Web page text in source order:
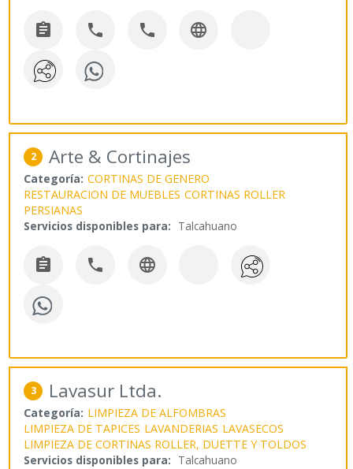
   
2 Arte & Cortinajes
Categoría: CORTINAS DE GENERO
RESTAURACION DE MUEBLES CORTINAS ROLLER
PERSIANAS
Servicios disponibles para: Talcahuano
  
3 Lavasur Ltda.
Categoría: LIMPIEZA DE ALFOMBRAS
LIMPIEZA DE TAPICES LAVANDERIAS LAVASECOS
LIMPIEZA DE CORTINAS ROLLER, DUETTE Y TOLDOS
Servicios disponibles para: Talcahuano